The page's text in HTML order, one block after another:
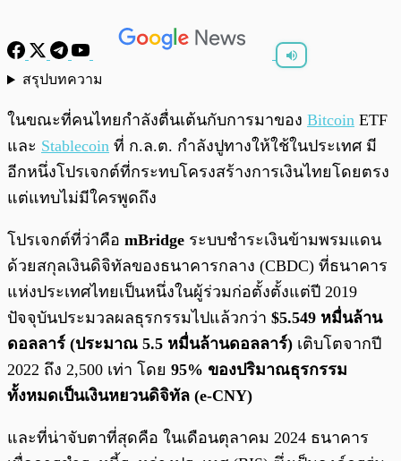
สรุปบทความ
ในขณะที่คนไทยกำลังตื่นเต้นกับการมาของ Bitcoin ETF
และ Stablecoin ที่ ก.ล.ต. กำลังปูทางให้ใช้ในประเทศ มี
อีกหนึ่งโปรเจกต์ที่กระทบโครงสร้างการเงินไทยโดยตรง
แต่แทบไม่มีใครพูดถึง
โปรเจกต์ที่ว่าคือ mBridge ระบบชำระเงินข้ามพรมแดน
ด้วยสกุลเงินดิจิทัลของธนาคารกลาง (CBDC) ที่ธนาคาร
แห่งประเทศไทยเป็นหนึ่งในผู้ร่วมก่อตั้งตั้งแต่ปี 2019
ปัจจุบันประมวลผลธุรกรรมไปแล้วกว่า $5.549 หมื่นล้าน
ดอลลาร์ (ประมาณ 5.5 หมื่นล้านดอลลาร์) เติบโตจากปี
2022 ถึง 2,500 เท่า โดย 95% ของปริมาณธุรกรรม
ทั้งหมดเป็นเงินหยวนดิจิทัล (e-CNY)
และที่น่าจับตาที่สุดคือ ในเดือนตุลาคม 2024 ธนาคาร